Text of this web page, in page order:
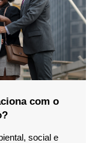
com o
social e